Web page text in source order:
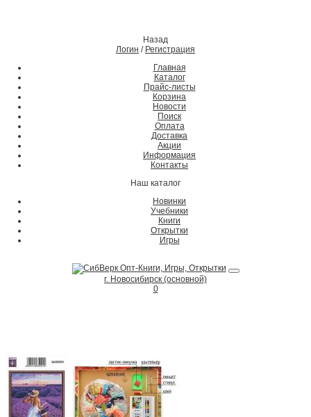
Назад
Логин / Регистрация
Главная
Каталог
Прайс-листы
Корзина
Новости
Поиск
Оплата
Доставка
Акции
Информация
Контакты
Наш каталог
Новинки
Учебники
Книги
Открытки
Игры
г. Новосибирск (основной)
0